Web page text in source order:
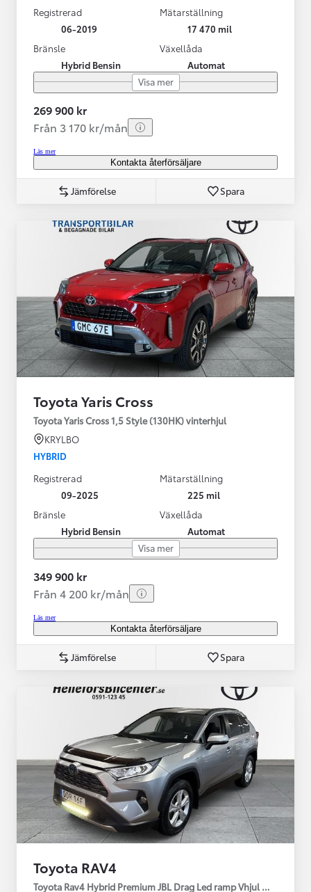
Registrerad
06-2019
Mätarställning
17 470 mil
Bränsle
Hybrid Bensin
Växellåda
Automat
Visa mer
269 900 kr
Från 3 170 kr/mån
Läs mer
Kontakta återförsäljare
Jämförelse Spara
Toyota Yaris Cross
Toyota Yaris Cross 1,5 Style (130HK) vinterhjul
KRYLBO
HYBRID
Registrerad
09-2025
Mätarställning
225 mil
Bränsle
Hybrid Bensin
Växellåda
Automat
Visa mer
349 900 kr
Från 4 200 kr/mån
Läs mer
Kontakta återförsäljare
Jämförelse Spara
Toyota RAV4
Toyota Rav4 Hybrid Premium JBL Drag Led ramp Vhjul motorv